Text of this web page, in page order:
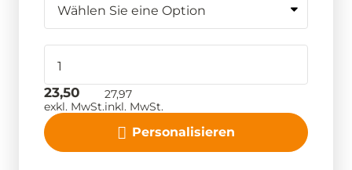
Personalisieren
23,50
exkl. MwSt.
27,97
inkl. MwSt.